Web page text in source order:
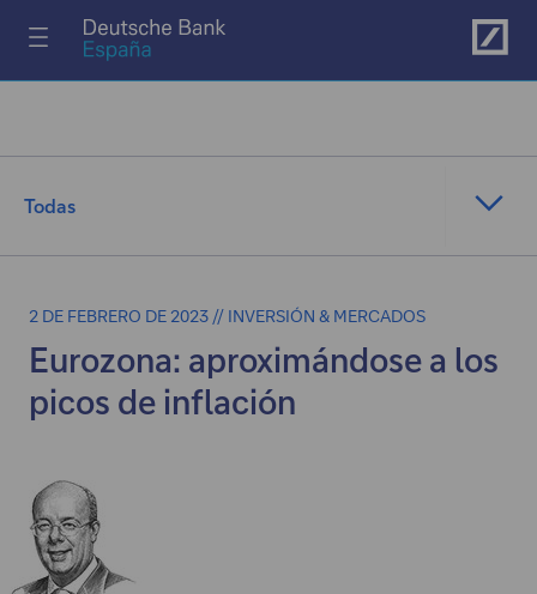
Todas
2 DE FEBRERO DE 2023 // INVERSIÓN & MERCADOS
Eurozona: aproximándose a los
picos de inflación